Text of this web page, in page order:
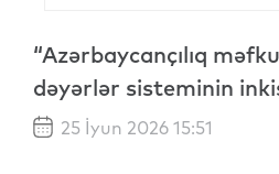
“Azərbaycançılıq
dəyərlər sisteminin
25 İyun 2026 15:51